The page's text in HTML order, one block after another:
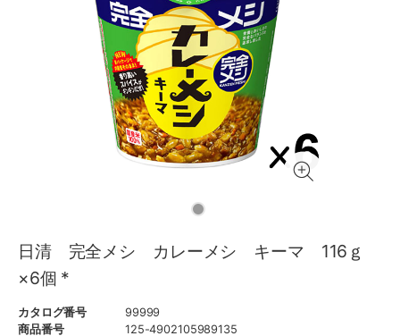
日清 完全メシ カレーメシ キーマ 116ｇ
×6個 *
カタログ番号
99999
商品番号
125-4902105989135